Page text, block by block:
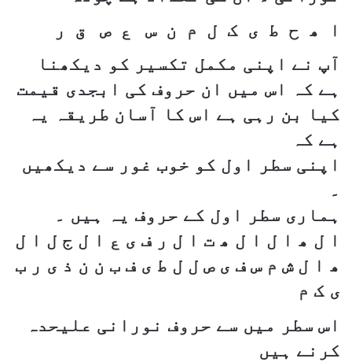
ا ھ ح ط ی ک ل م ن س ع ص ق ر
آپ نے اپنی مکمل تکسیر کو دیکھنا
ہے کہ اس میں ان حروف کی ابجدی قیمت
کیا بن رہی ہے اس کا آسان طریقہ یہ
ہے کہ
اپنی سطر اول کو خوب غور سے دیکھیں
۔
ہماری سطر اول کے حروف یہ ہیں ۔
ا ل ھ ا ل ا ل ھ ت ا ل ر ف ی ع ا ل ج ل ا ل
ھ ا ل ش م س ف ی ص ل ل ط ی ف ب ن ن ذ ی ر ب
ی ک م
اس سطر میں سے حروف نورانی علیحدہ
کرنے ہیں